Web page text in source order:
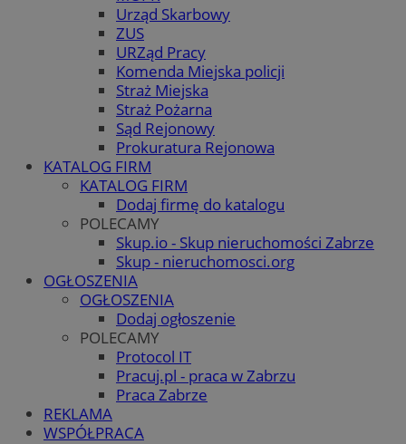
Urząd Skarbowy
ZUS
URZąd Pracy
Komenda Miejska policji
Straż Miejska
Straż Pożarna
Sąd Rejonowy
Prokuratura Rejonowa
KATALOG FIRM
KATALOG FIRM
Dodaj firmę do katalogu
POLECAMY
Skup.io - Skup nieruchomości Zabrze
Skup - nieruchomosci.org
OGŁOSZENIA
OGŁOSZENIA
Dodaj ogłoszenie
POLECAMY
Protocol IT
Pracuj.pl - praca w Zabrzu
Praca Zabrze
REKLAMA
WSPÓŁPRACA